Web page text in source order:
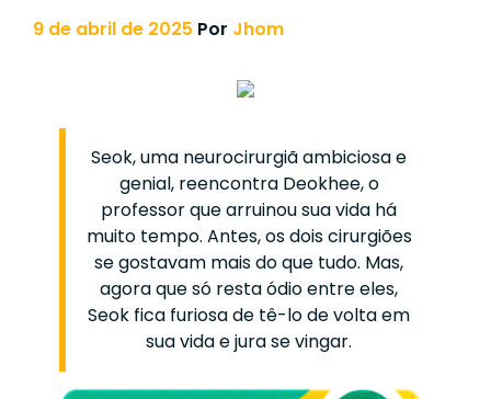
9 de abril de 2025 Por Jhom
Seok, uma neurocirurgiã ambiciosa e
genial, reencontra Deokhee, o
professor que arruinou sua vida há
muito tempo. Antes, os dois cirurgiões
se gostavam mais do que tudo. Mas,
agora que só resta ódio entre eles,
Seok fica furiosa de tê-lo de volta em
sua vida e jura se vingar.